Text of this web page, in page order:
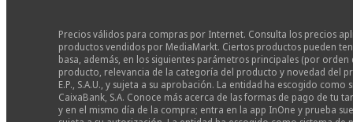
Precios válidos para compras por Internet. Consulta los precios
productos vendidos por MediaMarkt. Ciertos productos pueden
basa, además, en los siguientes parámetros principales (por
producto, relevancia de la categoría del producto y novedad del
E.P., S.A.U., y sujeta a su aprobación. La entidad ha escogido
CaixaBank, S.A. Conoce más acerca de las formas de pago de tu
y en el mismo día de la compra; entra en la app InOne y prueba